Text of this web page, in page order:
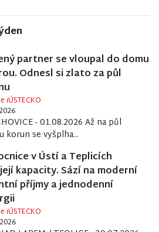
partner se vloupal do domu
Odnesl si zlato za půl
iÚSTECKO
- 01.08.2026 Až na půl
korun se vyšplha...
v Ústí a Teplicích
kapacity. Sází na moderní
příjmy a jednodenní
iÚSTECKO